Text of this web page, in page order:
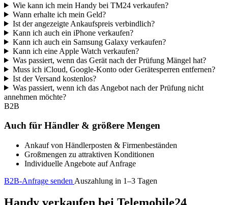
Wie kann ich mein Handy bei TM24 verkaufen?
Wann erhalte ich mein Geld?
Ist der angezeigte Ankaufspreis verbindlich?
Kann ich auch ein iPhone verkaufen?
Kann ich auch ein Samsung Galaxy verkaufen?
Kann ich eine Apple Watch verkaufen?
Was passiert, wenn das Gerät nach der Prüfung Mängel hat?
Muss ich iCloud, Google-Konto oder Gerätesperren entfernen?
Ist der Versand kostenlos?
Was passiert, wenn ich das Angebot nach der Prüfung nicht
annehmen möchte?
B2B
Auch für Händler & größere Mengen
Ankauf von Händlerposten & Firmenbeständen
Großmengen zu attraktiven Konditionen
Individuelle Angebote auf Anfrage
B2B-Anfrage senden Auszahlung in 1–3 Tagen